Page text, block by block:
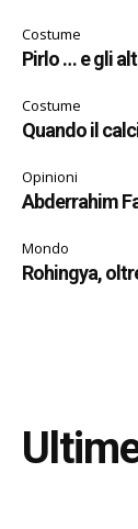
Costume
Pirlo … e gli
Costume
Quando il
Opinioni
Abderrahim
Mondo
Rohingya,